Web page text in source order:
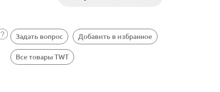
Задать вопрос Добавить в избранное
Все товары TWT